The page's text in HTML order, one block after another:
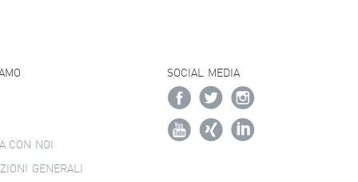
CON NOI
GENERALI
SOCIAL MEDIA